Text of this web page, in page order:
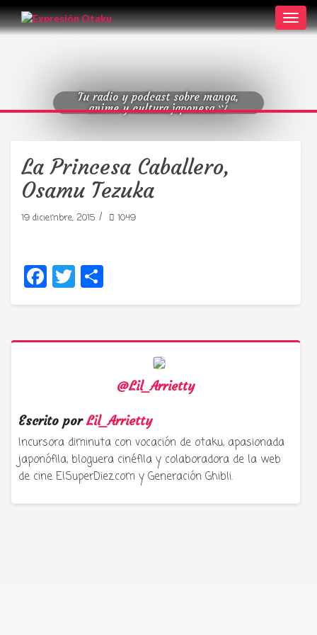
Tu radio y podcast sobre manga,
anime y cultura japonesa ツ
La Princesa Caballero,
Osamu Tezuka
19 diciembre, 2015 / 1049
Facebook
Twitter
@Lil_Arrietty
Escrito porLil_Arrietty
Incursora diminuta con vocación de otaku, apasionada
japonófila, bloguera cinéfila y colaboradora de la web
de cine ElSuperDiez.com y Generación Ghibli.